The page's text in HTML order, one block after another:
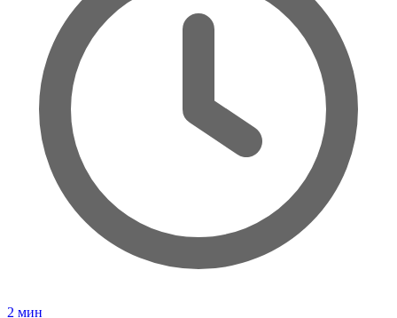
2 мин